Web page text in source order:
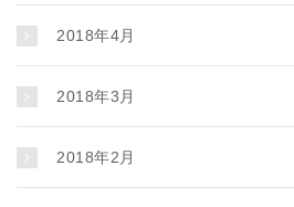
2018年4月
2018年3月
2018年2月